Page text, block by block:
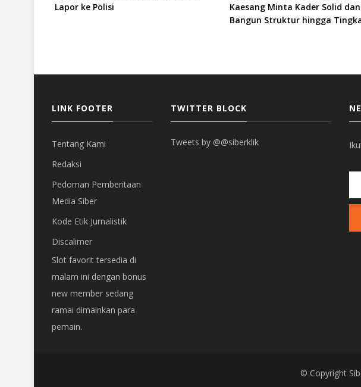
Lapor ke Polisi
Kaesang Minta Kader Solid dan
Bangun Struktur hingga
LINK FOOTER
Tentang Kami
Redaksi
Pedoman Pemberitaan
Media Siber
Kode Etik Jurnalistik
Discalimer
Slot favorit tersedia di
malam ini dengan bonus
new member sedang
ramai dimainkan para
pemain.
TWITTER BLOCK
Tweets by @@siberklik
© Copyright